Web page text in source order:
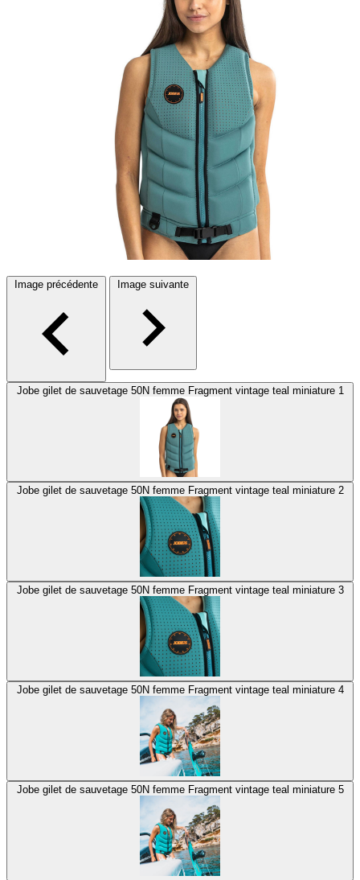
Image précédente Image suivante
Jobe gilet de sauvetage 50N femme Fragment vintage teal miniature 1
Jobe gilet de sauvetage 50N femme Fragment vintage teal miniature 2
Jobe gilet de sauvetage 50N femme Fragment vintage teal miniature 3
Jobe gilet de sauvetage 50N femme Fragment vintage teal miniature 4
Jobe gilet de sauvetage 50N femme Fragment vintage teal miniature 5